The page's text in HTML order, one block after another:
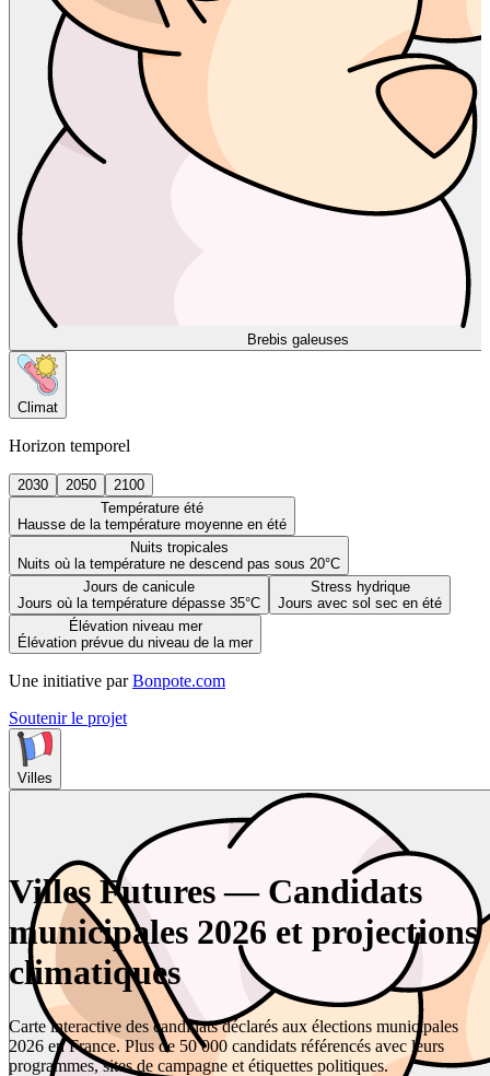
Brebis galeuses
Climat
Horizon temporel
2030 2050
2100
Température été
Hausse de la température moyenne en été
Nuits tropicales
Nuits où la température ne descend pas sous 20°C
Jours de canicule
Jours où la température dépasse 35°C
Stress hydrique
Jours avec sol sec en été
Élévation niveau mer
Élévation prévue du niveau de la mer
Une initiative par Bonpote.com
Soutenir le projet
Villes
Villes Futures — Candidats
municipales 2026 et projections
climatiques
Carte interactive des candidats déclarés aux élections municipales
2026 en France. Plus de 50 000 candidats référencés avec leurs
programmes, sites de campagne et étiquettes politiques.